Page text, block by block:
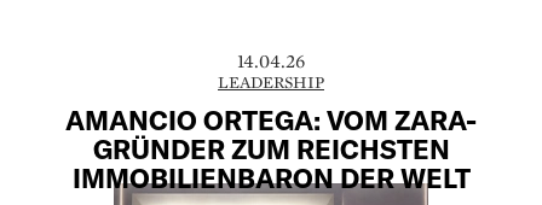
14.04.26
LEADERSHIP
AMANCIO ORTEGA: VOM ZARA-
GRÜNDER ZUM REICHSTEN
IMMOBILIENBARON DER WELT